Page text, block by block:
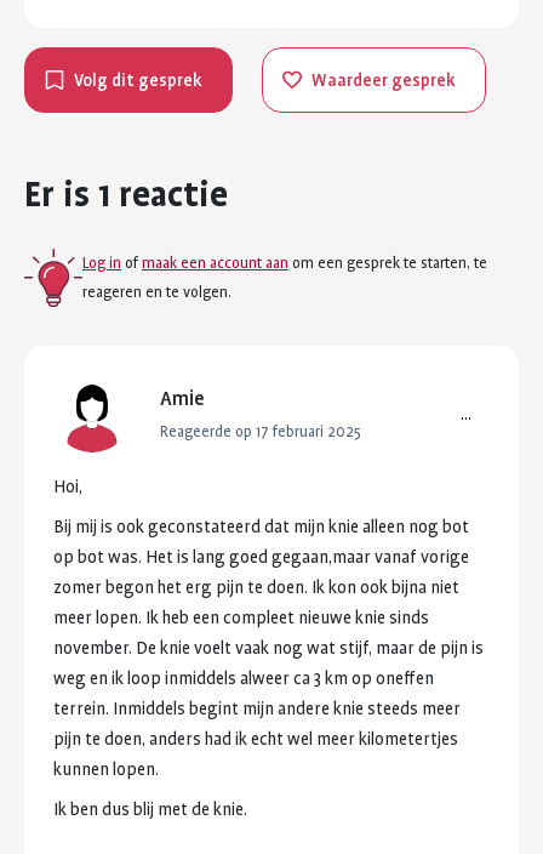
Volg dit gesprek Waardeer gesprek
Er is 1 reactie
Log in of maak een account aan om een gesprek te starten, te
reageren en te volgen.
Amie
Reageerde op 17 februari 2025
...
Hoi,
Bij mij is ook geconstateerd dat mijn knie alleen nog bot
op bot was. Het is lang goed gegaan,maarvanaf vorige
zomerbegon het erg pijn te doen. Ik kon ook bijna niet
meerlopen. Ik heb een compleet nieuwe knie sinds
november. De knie voelt vaak nog wat stijf, maarde pijn is
weg en ik loop inmiddels alweerca3 km op oneffen
terrein. Inmiddels begint mijn andere knie steeds meer
pijn te doen, anders had ik echt wel meerkilometertjes
kunnen lopen.
Ik ben dus blij met de knie.